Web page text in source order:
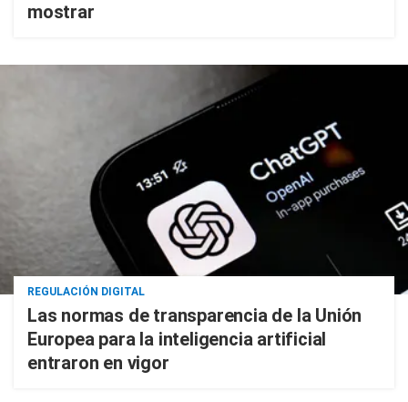
mostrar
REGULACIÓN DIGITAL
Las normas de transparencia de la Unión
Europea para la inteligencia artificial
entraron en vigor